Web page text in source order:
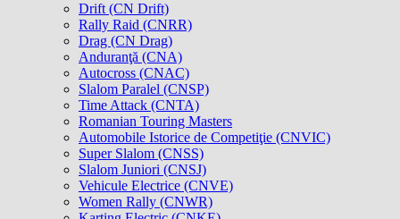
Drift (CN Drift)
Rally Raid (CNRR)
Drag (CN Drag)
Anduranţă (CNA)
Autocross (CNAC)
Slalom Paralel (CNSP)
Time Attack (CNTA)
Romanian Touring Masters
Automobile Istorice de Competiţie (CNVIC)
Super Slalom (CNSS)
Slalom Juniori (CNSJ)
Vehicule Electrice (CNVE)
Women Rally (CNWR)